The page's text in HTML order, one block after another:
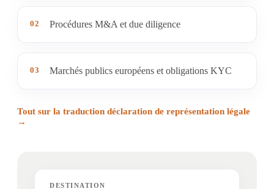
02 Procédures M&A et due diligence
03 Marchés publics européens et obligations KYC
Tout sur la traduction déclaration de représentation légale
→
DESTINATION